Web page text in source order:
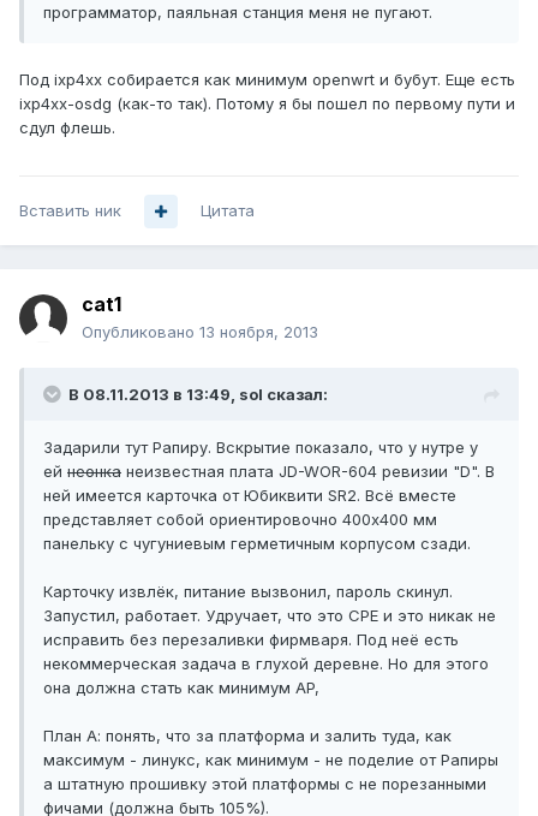
программатор, паяльная станция меня не пугают.
Под ixp4xx собирается как минимум openwrt и бубут. Еще есть
ixp4xx-osdg (как-то так). Потому я бы пошел по первому пути и
сдул флешь.
Вставить ник Цитата
cat1
Опубликовано 13 ноября, 2013
В 08.11.2013 в 13:49, sol сказал:
Задарили тут Рапиру. Вскрытие показало, что у нутре у
ей неонка неизвестная плата JD-WOR-604 ревизии "D". В
ней имеется карточка от Юбиквити SR2. Всё вместе
представляет собой ориентировочно 400х400 мм
панельку с чугуниевым герметичным корпусом сзади.
Карточку извлёк, питание вызвонил, пароль скинул.
Запустил, работает. Удручает, что это CPE и это никак не
исправить без перезаливки фирмваря. Под неё есть
некоммерческая задача в глухой деревне. Но для этого
она должна стать как минимум AP,
План А: понять, что за платформа и залить туда, как
максимум - линукс, как минимум - не поделие от Рапиры
а штатную прошивку этой платформы с не порезанными
фичами (должна быть 105%).